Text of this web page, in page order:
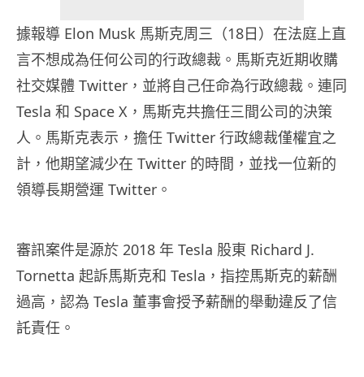
據報導 Elon Musk 馬斯克周三（18日）在法庭上直
言不想成為任何公司的行政總裁。馬斯克近期收購
社交媒體 Twitter，並將自己任命為行政總裁。連同
Tesla 和 Space X，馬斯克共擔任三間公司的決策
人。馬斯克表示，擔任 Twitter 行政總裁僅權宜之
計，他期望減少在 Twitter 的時間，並找一位新的
領導長期營運 Twitter。
審訊案件是源於 2018 年 Tesla 股東 Richard J.
Tornetta 起訴馬斯克和 Tesla，指控馬斯克的薪酬
過高，認為 Tesla 董事會授予薪酬的舉動違反了信
託責任。